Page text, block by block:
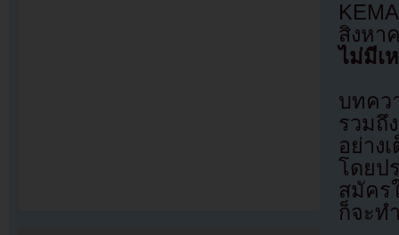
สิงห
ไม่มีเ
บทคว
รวมถึ
อย่าง
โดยป
สมัคร
ก็จะท